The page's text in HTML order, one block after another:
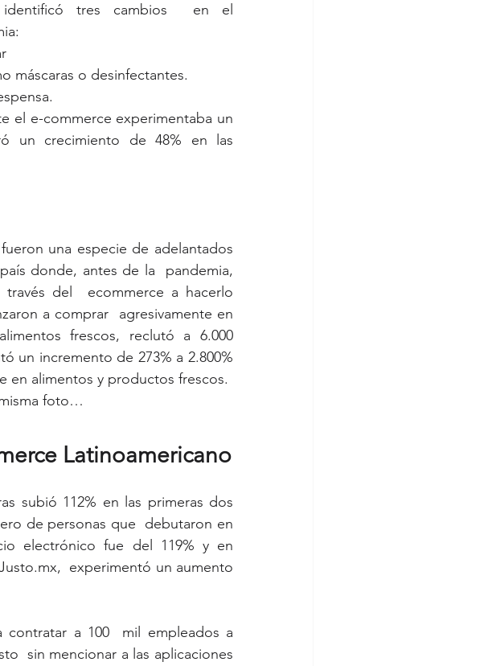
tres cambios  en el
máscaras o desinfectantes.
un crecimiento de 48% en las
una especie de adelantados
donde, antes de la  pandemia,
del  ecommerce a hacerlo
a comprar  agresivamente en
frescos, reclutó a 6.000
un incremento de 273% a 2.800%
en alimentos y productos frescos.
foto…
Latinoamericano
subió 112% en las primeras dos
de personas que  debutaron en
electrónico fue del 119% y en
experimentó un aumento
a 100  mil empleados a
sin mencionar a las aplicaciones